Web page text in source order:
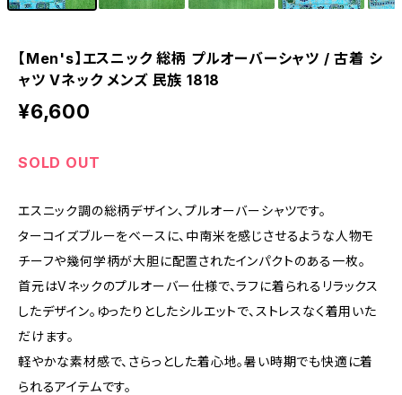
【Men's】エスニック 総柄 プルオーバーシャツ / 古着 シ
ャツ Vネック メンズ 民族 1818
¥6,600
SOLD OUT
エスニック調の総柄デザイン、プルオーバーシャツです。
ターコイズブルーをベースに、中南米を感じさせるような人物モ
チーフや幾何学柄が大胆に配置されたインパクトのある一枚。
首元はVネックのプルオーバー仕様で、ラフに着られるリラックス
したデザイン。ゆったりとしたシルエットで、ストレスなく着用いた
だけます。
軽やかな素材感で、さらっとした着心地。暑い時期でも快適に着
られるアイテムです。